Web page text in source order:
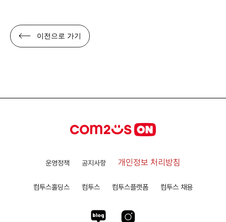
이전으로 가기
운영정책 공지사항 개인정보 처리방침
컴투스홀딩스 컴투스 컴투스플랫폼 컴투스 채용